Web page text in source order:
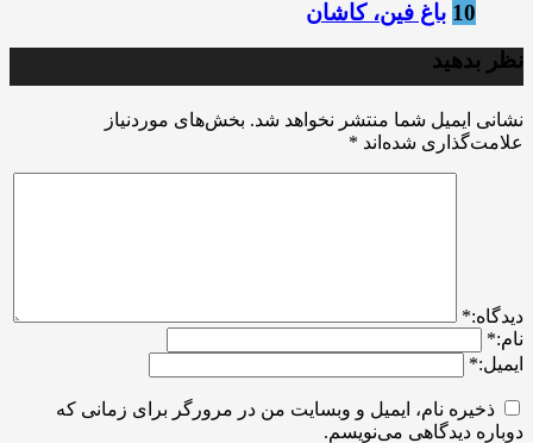
10 باغ فین، کاشان
نظر بدهید
نشانی ایمیل شما منتشر نخواهد شد. بخش‌های موردنیاز
علامت‌گذاری شده‌اند *
ديدگاه:*
نام:*
ایمیل:*
ذخیره نام، ایمیل و وبسایت من در مرورگر برای زمانی که
دوباره دیدگاهی می‌نویسم.